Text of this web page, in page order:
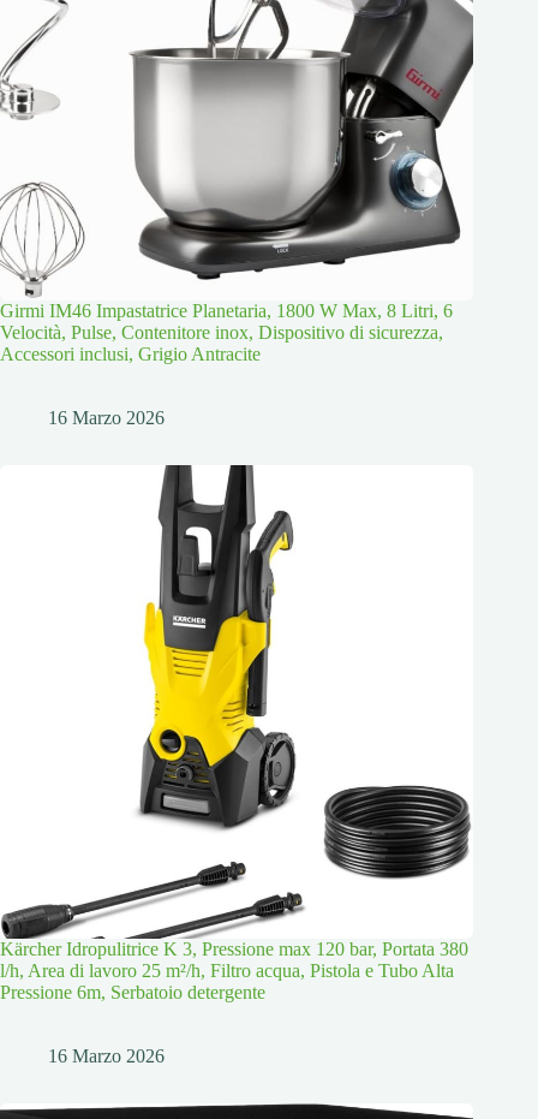
Girmi IM46 Impastatrice Planetaria, 1800 W Max, 8 Litri, 6
Velocità, Pulse, Contenitore inox, Dispositivo di sicurezza,
Accessori inclusi, Grigio Antracite
16 Marzo 2026
Kärcher Idropulitrice K 3, Pressione max 120 bar, Portata 380
l/h, Area di lavoro 25 m²/h, Filtro acqua, Pistola e Tubo Alta
Pressione 6m, Serbatoio detergente
16 Marzo 2026